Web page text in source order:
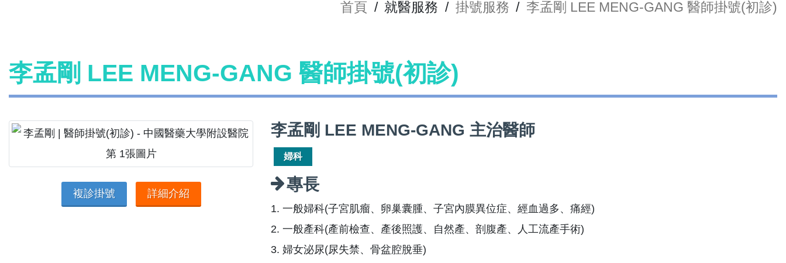
首頁 / 就醫服務 / 掛號服務 / 李孟剛 LEE MENG-GANG 醫師掛號(初診)
李孟剛 LEE MENG-GANG 醫師掛號(初診)
複診掛號 詳細介紹
李孟剛 LEE MENG-GANG 主治醫師
婦科
專長
1. 一般婦科(子宮肌瘤、卵巢囊腫、子宮內膜異位症、經血過多、痛經)
2. 一般產科(產前檢查、產後照護、自然產、剖腹產、人工流產手術)
3. 婦女泌尿(尿失禁、骨盆腔脫垂)